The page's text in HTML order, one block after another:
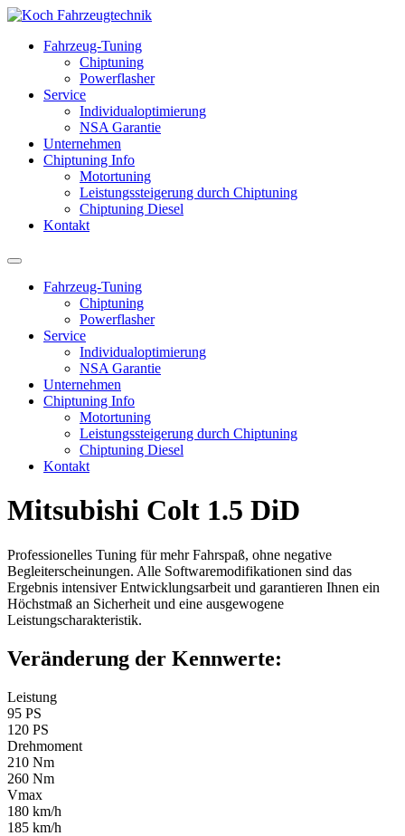
Fahrzeug-Tuning
Chiptuning
Powerflasher
Service
Individualoptimierung
NSA Garantie
Unternehmen
Chiptuning Info
Motortuning
Leistungssteigerung durch Chiptuning
Chiptuning Diesel
Kontakt
Fahrzeug-Tuning
Chiptuning
Powerflasher
Service
Individualoptimierung
NSA Garantie
Unternehmen
Chiptuning Info
Motortuning
Leistungssteigerung durch Chiptuning
Chiptuning Diesel
Kontakt
Mitsubishi Colt 1.5 DiD
Professionelles Tuning für mehr Fahrspaß, ohne negative
Begleiterscheinungen. Alle Softwaremodifikationen sind das
Ergebnis intensiver Entwicklungsarbeit und garantieren Ihnen ein
Höchstmaß an Sicherheit und eine ausgewogene
Leistungscharakteristik.
Veränderung der Kennwerte:
Leistung
95 PS
120 PS
Drehmoment
210 Nm
260 Nm
Vmax
180 km/h
185 km/h